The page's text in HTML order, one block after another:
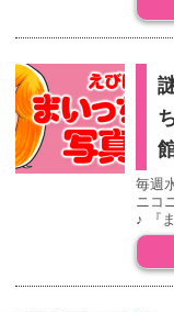
毎週
ニコ
♪ 『